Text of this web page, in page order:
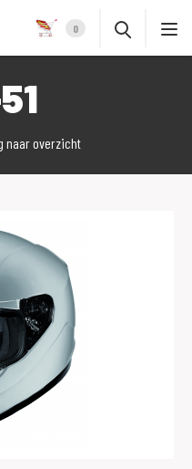
0
naar overzicht